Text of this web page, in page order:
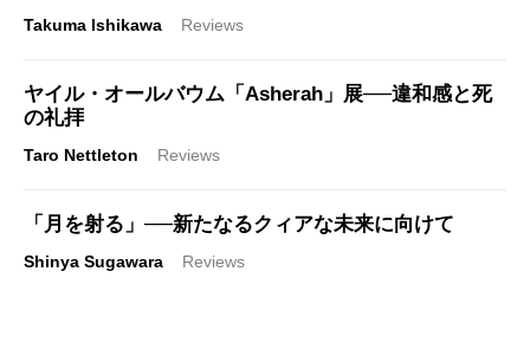
Takuma Ishikawa Reviews
ヤイル・オールバウム「Asherah」展──違和感と死
の礼拝
Taro Nettleton Reviews
「月を射る」──新たなるクィアな未来に向けて
Shinya Sugawara Reviews